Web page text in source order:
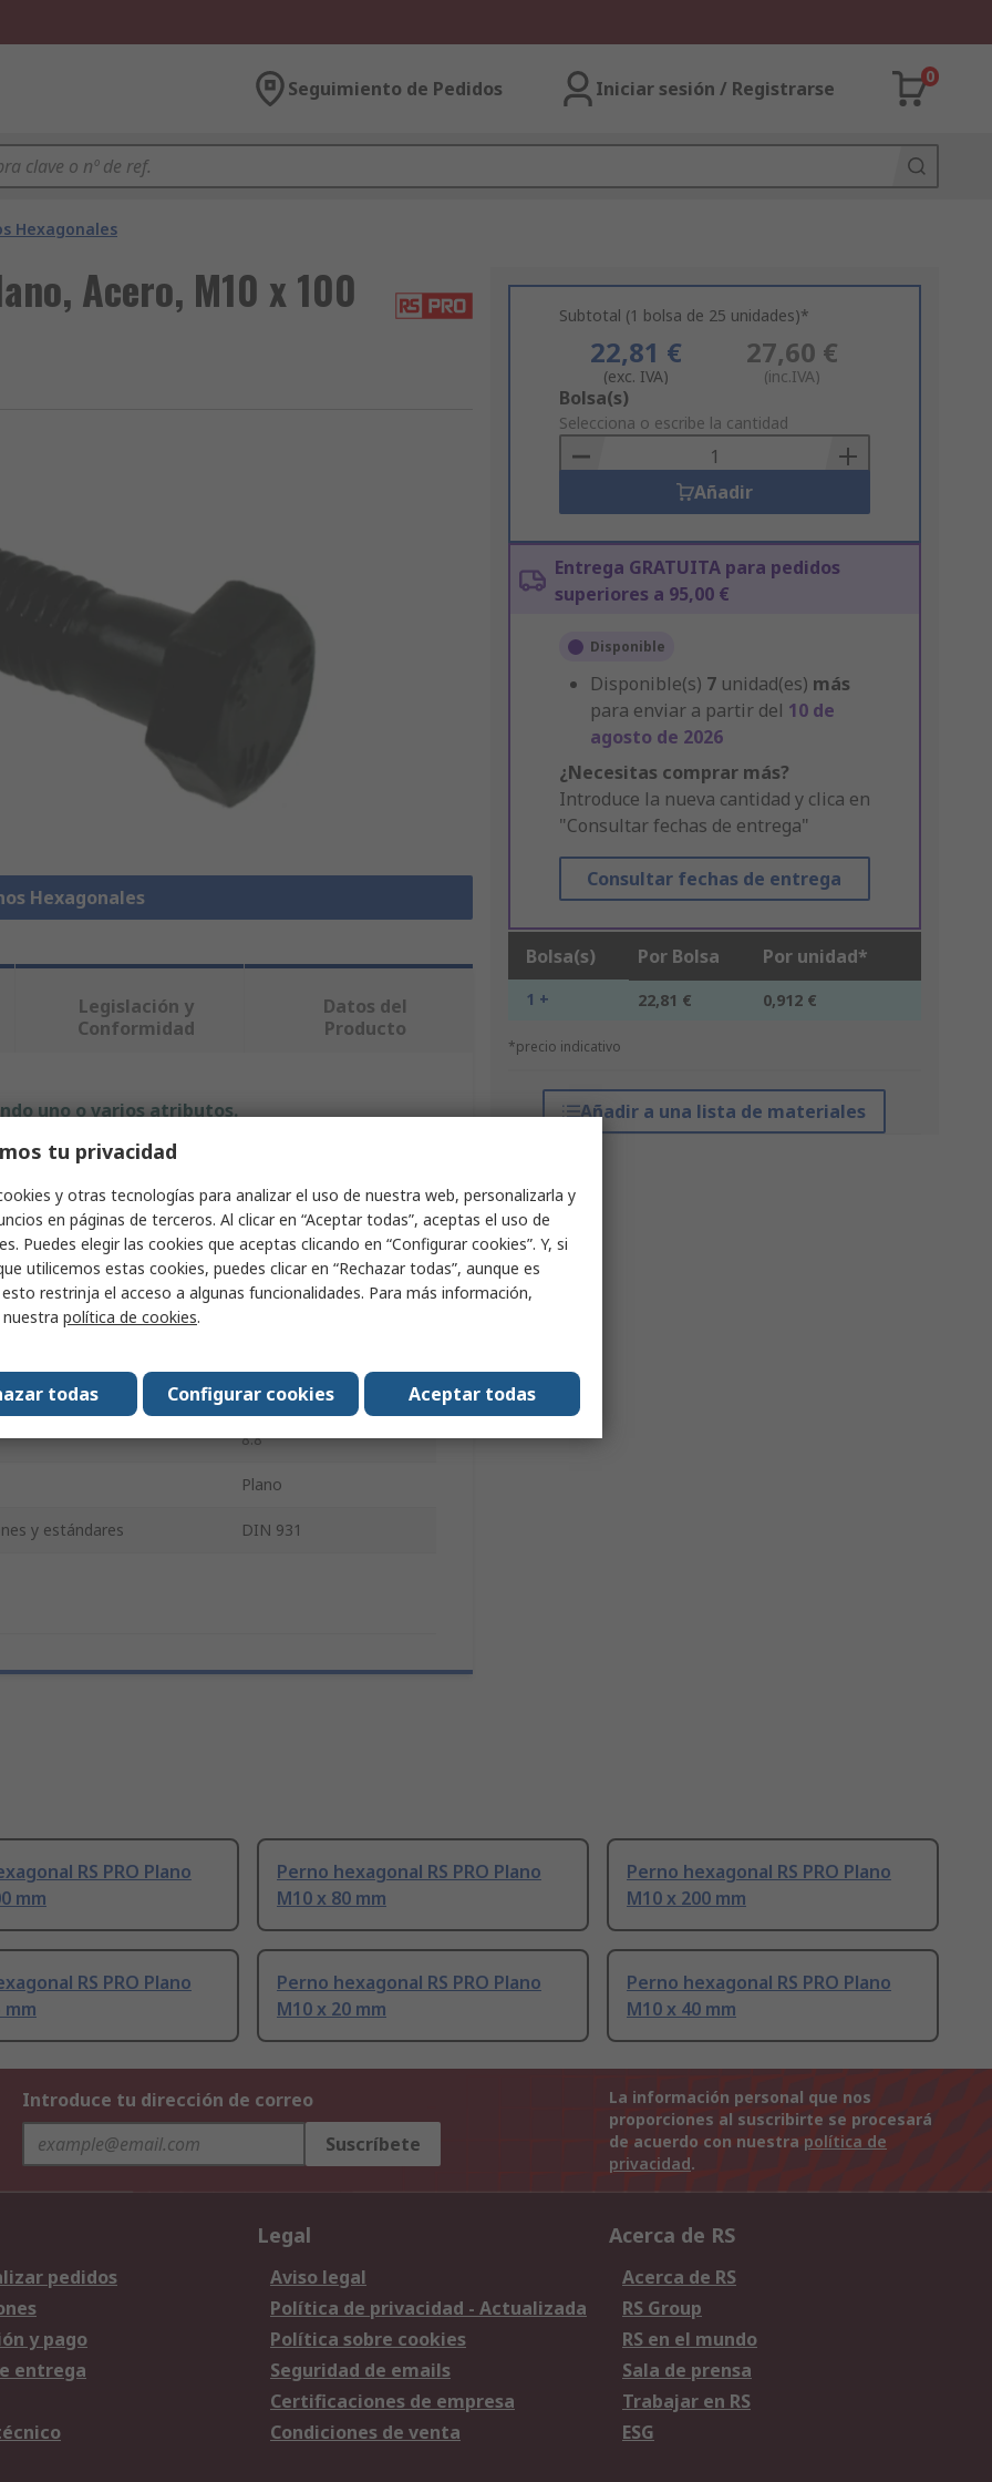
Seguimiento de Pedidos Iniciar sesión / Registrarse
0
Hexagonales
Acero, M10 x 100
Hexagonales
Subtotal (1 bolsa de 25 unidades)*
22,81 €
(exc. IVA)
27,60 €
(inc.IVA)
Add
to
Basket
Bolsa(s)
Selecciona o escribe la cantidad
Añadir
Entrega GRATUITA para pedidos
superiores a 95,00 €
Disponible
Disponible(s) 7 unidad(es) más
para enviar a partir del 10 de
agosto de 2026
¿Necesitas comprar más?
Introduce la nueva cantidad y clica en
"Consultar fechas de entrega"
Consultar fechas de entrega
Bolsa(s) Por Bolsa Por unidad*
1 + 22,81 € 0,912 €
*precio indicativo
Añadir a una lista de materiales
Legislación y
Conformidad
Datos del
Producto
uno o varios atributos.
RS PRO
Perno hexagonal
100mm
Acero
8.8
Plano
y estándares DIN 931
RS PRO Plano
mm
Perno hexagonal RS PRO Plano
M10 x 80 mm
Perno hexagonal RS PRO Plano
M10 x 200 mm
RS PRO Plano
mm
Perno hexagonal RS PRO Plano
M10 x 20 mm
Perno hexagonal RS PRO Plano
M10 x 40 mm
Introduce tu dirección de correo
Suscríbete
La información personal que nos
proporciones al suscribirte se procesará
de acuerdo con nuestra política de
privacidad.
pedidos
y pago
entrega
Legal
Aviso legal
Política de privacidad - Actualizada
Política sobre cookies
Seguridad de emails
Certificaciones de empresa
Condiciones de venta
Acerca de RS
Acerca de RS
RS Group
RS en el mundo
Sala de prensa
Trabajar en RS
ESG
tu privacidad
y otras tecnologías para analizar el uso de nuestra web, personalizarla y
en páginas de terceros. Al clicar en “Aceptar todas”, aceptas el uso de
Puedes elegir las cookies que aceptas clicando en “Configurar cookies”. Y, si
utilicemos estas cookies, puedes clicar en “Rechazar todas”, aunque es
restrinja el acceso a algunas funcionalidades. Para más información,
política de cookies.
Aceptar todas
Configurar cookies
todas